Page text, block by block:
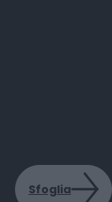
Sfoglia